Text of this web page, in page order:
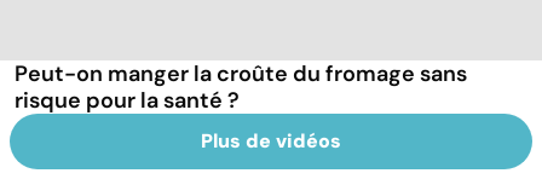
Peut-on manger la croûte du fromage sans
risque pour la santé ?
Plus de vidéos